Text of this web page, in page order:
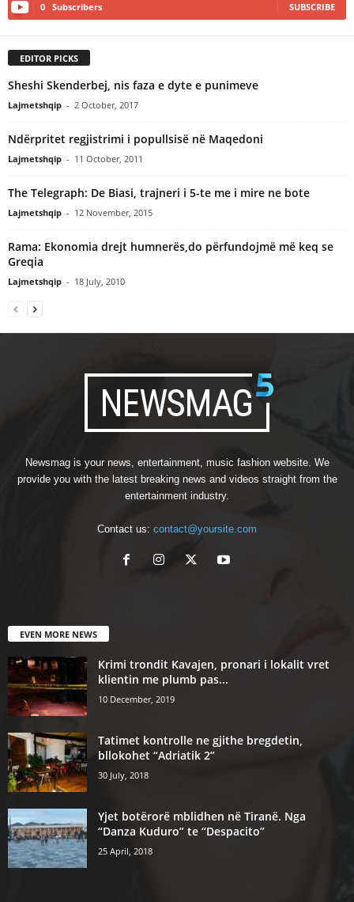
0 Subscribers SUBSCRIBE
EDITOR PICKS
Sheshi Skenderbej, nis faza e dyte e punimeve
Lajmetshqip - 2 October, 2017
Ndërpritet regjistrimi i popullsisë në Maqedoni
Lajmetshqip - 11 October, 2011
The Telegraph: De Biasi, trajneri i 5-te me i mire ne bote
Lajmetshqip - 12 November, 2015
Rama: Ekonomia drejt humnerës,do përfundojmë më keq se
Greqia
Lajmetshqip - 18 July, 2010
Newsmag is your news, entertainment, music fashion website. We
provide you with the latest breaking news and videos straight from the
entertainment industry.
Contact us: contact@yoursite.com
EVEN MORE NEWS
Krimi trondit Kavajen, pronari i lokalit vret
klientin me plumb pas...
10 December, 2019
Tatimet kontrolle ne gjithe bregdetin,
bllokohet “Adriatik 2”
30 July, 2018
Yjet botërorë mblidhen në Tiranë. Nga
“Danza Kuduro” te “Despacito”
25 April, 2018